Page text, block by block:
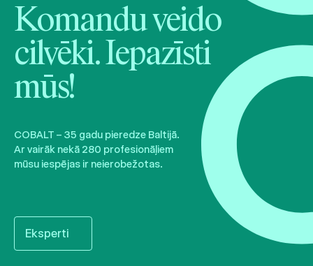
Komandu veido
cilvēki. Iepazīsti
mūs!
COBALT – 35 gadu pieredze Baltijā.
Ar vairāk nekā 280 profesionāļiem
mūsu iespējas ir neierobežotas.
Eksperti